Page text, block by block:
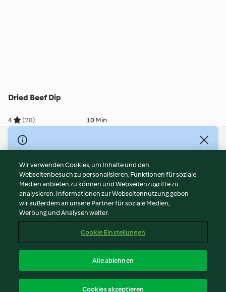
Dried Beef Dip
4 (28) 10 Min
© Copyright 2026
Nutzungsbedingungen
Datenschutzrichtlinien
Disclaimer
Impressum
Cookies
Abo kündigen
Erklärung zur Barrierefreiheit
Wir verwenden Cookies, um Inhalte und den
Webseitenbesuch zu personalisieren, Funktionen für soziale
Medien anbieten zu können und Webseitenzugriffe zu
analysieren. Informationen zur Webseitennutzung geben
wir außerdem an unsere Partner für soziale Medien,
Werbung und Analysen weiter.
Cookie Einstellungen
Alle ablehnen
Cookies akzeptieren